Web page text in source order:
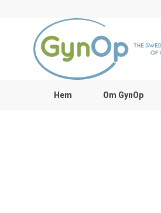
Hem Om GynOp